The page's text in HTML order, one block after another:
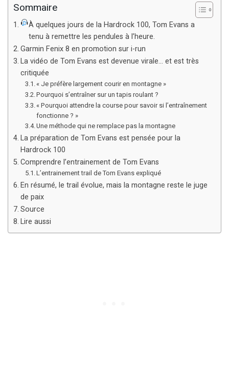
Sommaire
À quelques jours de la Hardrock 100, Tom Evans a
tenu à remettre les pendules à l’heure.
Garmin Fenix 8 en promotion sur i-run
La vidéo de Tom Evans est devenue virale… et est très
critiquée
« Je préfère largement courir en montagne »
Pourquoi s’entraîner sur un tapis roulant ?
« Pourquoi attendre la course pour savoir si l’entraînement
fonctionne ? »
Une méthode qui ne remplace pas la montagne
La préparation de Tom Evans est pensée pour la
Hardrock 100
Comprendre l’entrainement de Tom Evans
L’entrainement trail de Tom Evans expliqué
En résumé, le trail évolue, mais la montagne reste le juge
de paix
Source
Lire aussi